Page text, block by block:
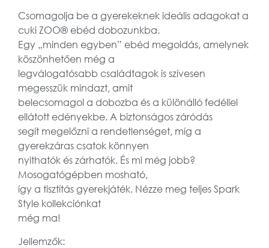
Csomagolja be a gyerekeknek ideális adagokat a
cuki ZOO® ebéd dobozunkba.
Egy „minden egyben” ebéd megoldás, amelynek
köszönhetően még a
legválogatósabb családtagok is szívesen
megesszük mindazt, amit
belecsomagol a dobozba és a különálló fedéllel
ellátott edényekbe. A biztonságos záródás
segít megelőzni a rendetlenséget, míg a
gyerekzáras csatok könnyen
nyithatók és zárhatók. És mi még jobb?
Mosogatógépben mosható,
így a tisztítás gyerekjáték. Nézze meg teljes Spark
Style kollekciónkat
még ma!
Jellemzők: